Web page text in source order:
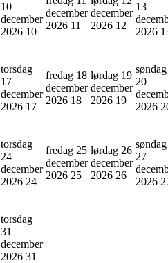
10
december
2026 10
december
2026 11
december
2026 12
13
2026
torsdag
17
december
2026 17
fredag 18
december
2026 18
lørdag 19
december
2026 19
søndag
20
2026
torsdag
24
december
2026 24
fredag 25
december
2026 25
lørdag 26
december
2026 26
søndag
27
2026
torsdag
31
december
2026 31